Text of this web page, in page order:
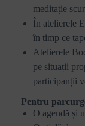
meditație
În atelierele
în timp ce
Atelierele
pe situații
participanții
Pentru
O agendă și